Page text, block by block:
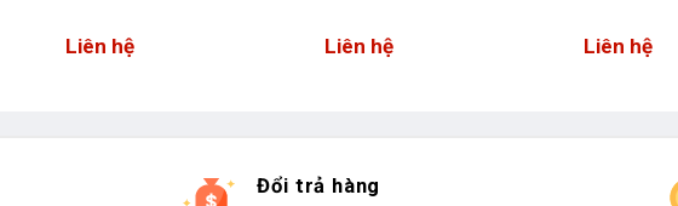
Liên hệ Liên hệ Liên hệ
Đổi trả hàng